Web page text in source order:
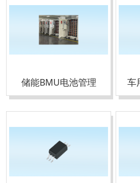
储能BMU电池管理 车